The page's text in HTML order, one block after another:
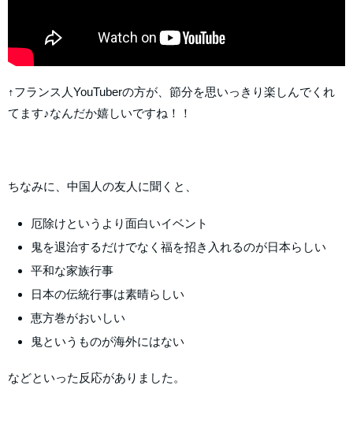
↑フランス人YouTuberの方が、節分を思いっきり楽しんでくれ
てます♪なんだか嬉しいですね！！
ちなみに、中国人の友人に聞くと、
厄除けというより面白いイベント
鬼を退治するだけでなく福を招き入れるのが日本らしい
平和な家族行事
日本の伝統行事は素晴らしい
恵方巻がおいしい
鬼というものが海外にはない
などといった反応がありました。